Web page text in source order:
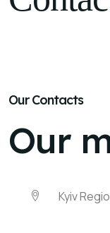
Our Contacts
Our
Kyiv